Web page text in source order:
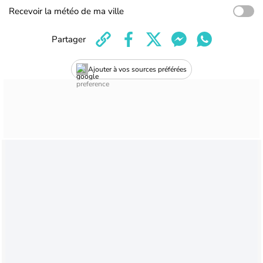
Recevoir la météo de ma ville
Ajouter à vos sources préférées
Partager